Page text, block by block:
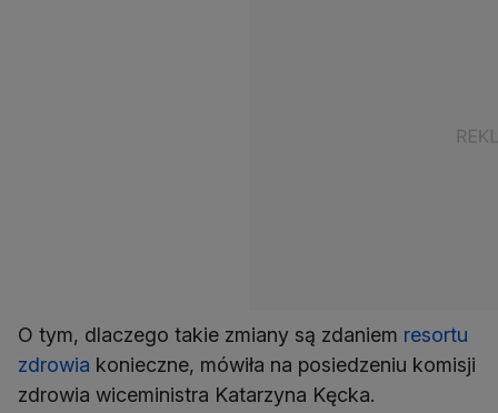
O tym, dlaczego takie zmiany są zdaniem resortu
zdrowia konieczne, mówiła na posiedzeniu komisji
zdrowia wiceministra Katarzyna Kęcka.